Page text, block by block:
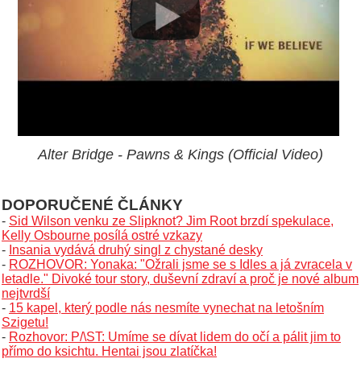
Alter Bridge - Pawns & Kings (Official Video)
DOPORUČENÉ ČLÁNKY
- Sid Wilson venku ze Slipknot? Jim Root brzdí spekulace,
Kelly Osbourne posílá ostré vzkazy
- Insania vydává druhý singl z chystané desky
- ROZHOVOR: Yonaka: "Ožrali jsme se s Idles a já zvracela v
letadle." Divoké tour story, duševní zdraví a proč je nové album
nejtvrdší
- 15 kapel, který podle nás nesmíte vynechat na letošním
Szigetu!
- Rozhovor: P/\ST: Umíme se dívat lidem do očí a pálit jim to
přímo do ksichtu. Hentai jsou zlatíčka!